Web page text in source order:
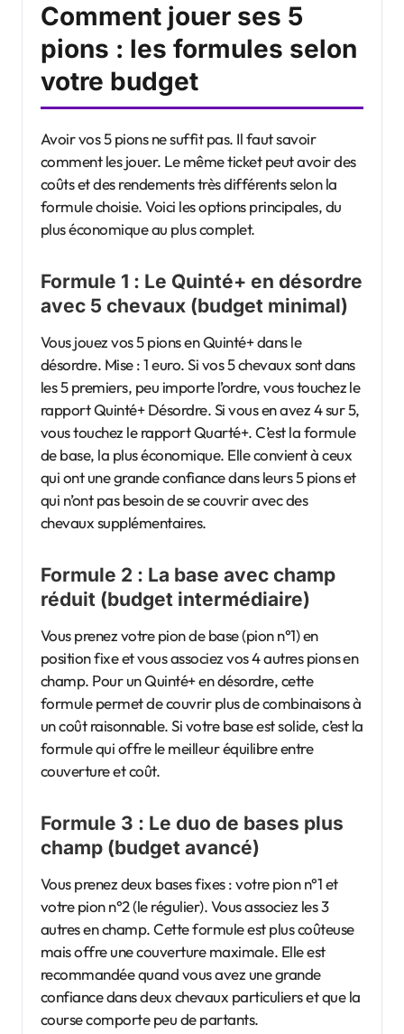
Comment jouer ses 5
pions : les formules selon
votre budget
Avoir vos 5 pions ne suffit pas. Il faut savoir
comment les jouer. Le même ticket peut avoir des
coûts et des rendements très différents selon la
formule choisie. Voici les options principales, du
plus économique au plus complet.
Formule 1 : Le Quinté+ en désordre
avec 5 chevaux (budget minimal)
Vous jouez vos 5 pions en Quinté+ dans le
désordre. Mise : 1 euro. Si vos 5 chevaux sont dans
les 5 premiers, peu importe l’ordre, vous touchez le
rapport Quinté+ Désordre. Si vous en avez 4 sur 5,
vous touchez le rapport Quarté+. C’est la formule
de base, la plus économique. Elle convient à ceux
qui ont une grande confiance dans leurs 5 pions et
qui n’ont pas besoin de se couvrir avec des
chevaux supplémentaires.
Formule 2 : La base avec champ
réduit (budget intermédiaire)
Vous prenez votre pion de base (pion n°1) en
position fixe et vous associez vos 4 autres pions en
champ. Pour un Quinté+ en désordre, cette
formule permet de couvrir plus de combinaisons à
un coût raisonnable. Si votre base est solide, c’est la
formule qui offre le meilleur équilibre entre
couverture et coût.
Formule 3 : Le duo de bases plus
champ (budget avancé)
Vous prenez deux bases fixes : votre pion n°1 et
votre pion n°2 (le régulier). Vous associez les 3
autres en champ. Cette formule est plus coûteuse
mais offre une couverture maximale. Elle est
recommandée quand vous avez une grande
confiance dans deux chevaux particuliers et que la
course comporte peu de partants.